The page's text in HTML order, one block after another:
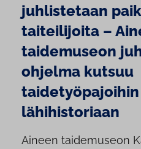
juhlistetaan
taiteilijoita –
taidemuseon
ohjelma kutsuu
lähihistoriaan
Aineen taidemuseon